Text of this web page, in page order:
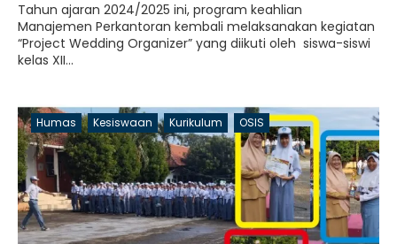
Tahun ajaran 2024/2025 ini, program keahlian
Manajemen Perkantoran kembali melaksanakan kegiatan
“Project Wedding Organizer” yang diikuti oleh siswa-siswi
kelas XII...
Humas Kesiswaan Kurikulum OSIS